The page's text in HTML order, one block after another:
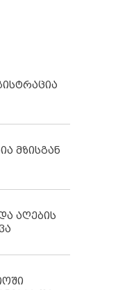
მზისგან
აღების